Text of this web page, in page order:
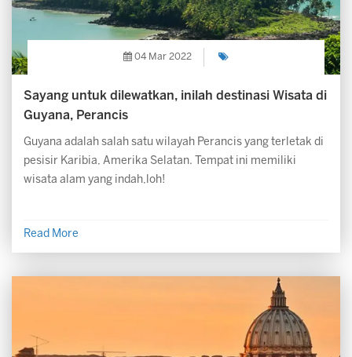
04 Mar 2022
Sayang untuk dilewatkan, inilah destinasi Wisata di
Guyana, Perancis
Guyana adalah salah satu wilayah Perancis yang terletak di
pesisir Karibia, Amerika Selatan. Tempat ini memiliki
wisata alam yang indah,loh!
Read More